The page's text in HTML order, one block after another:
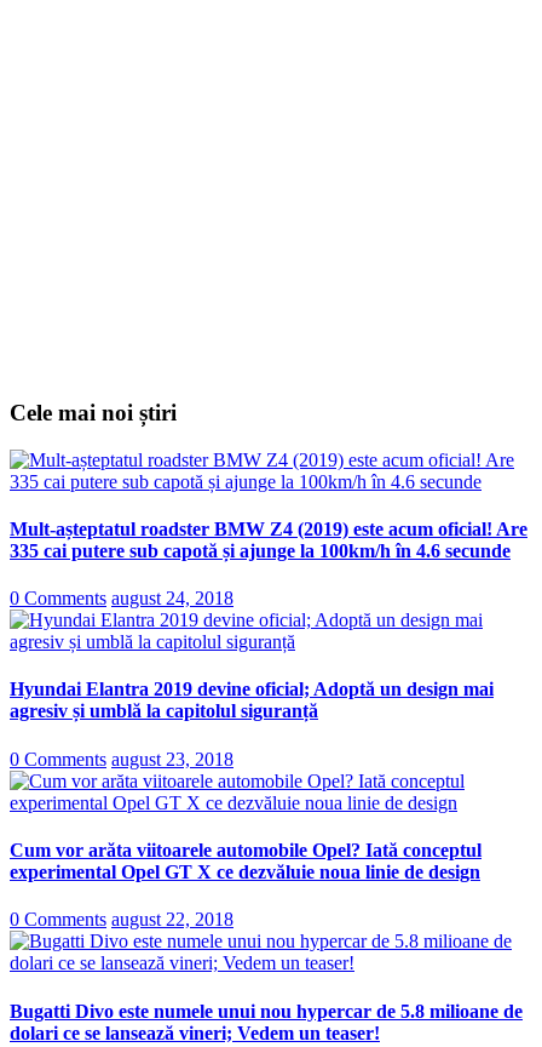
Cele mai noi știri
Mult-așteptatul roadster BMW Z4 (2019) este acum oficial! Are
335 cai putere sub capotă și ajunge la 100km/h în 4.6 secunde
0 Comments august 24, 2018
Hyundai Elantra 2019 devine oficial; Adoptă un design mai
agresiv și umblă la capitolul siguranță
0 Comments august 23, 2018
Cum vor arăta viitoarele automobile Opel? Iată conceptul
experimental Opel GT X ce dezvăluie noua linie de design
0 Comments august 22, 2018
Bugatti Divo este numele unui nou hypercar de 5.8 milioane de
dolari ce se lansează vineri; Vedem un teaser!